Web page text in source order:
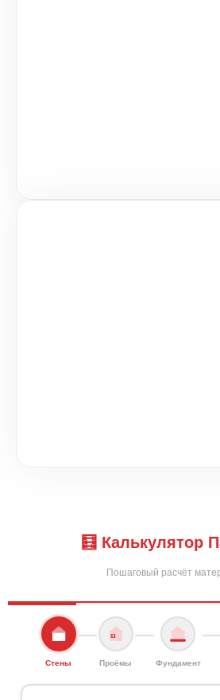
🧮 Калькулятор
Пошаговый расчёт
Стены Проёмы Фундамент